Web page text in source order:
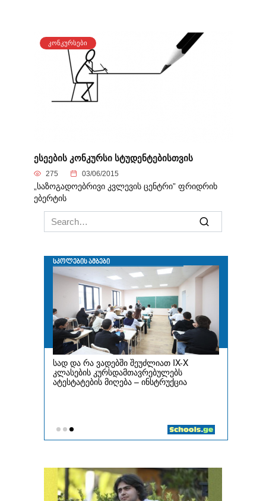
ᲙᲝᲜᲙᲣᲠᲡᲔᲑᲘ
ესეების კონკურსი სტუდენტებისთვის
275 03/06/2015
„საზოგადოებრივი კვლევის ცენტრი” ფრიდრიხ
ებერტის
Search
for: